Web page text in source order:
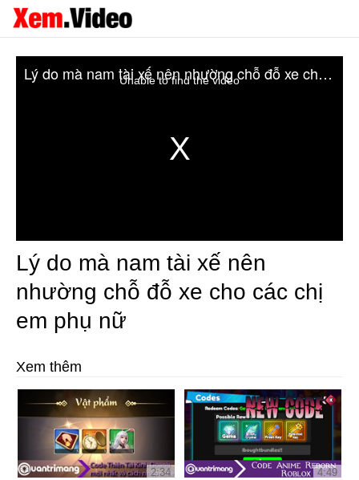
Unable to find the video Lý do mà nam tài xế nên nhường chỗ đỗ xe cho các chị em phụ nữ
Lý do mà nam tài xế nên
nhường chỗ đỗ xe cho các chị
em phụ nữ
Xem thêm
2:34 4:49